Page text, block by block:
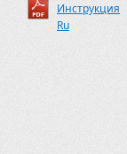
Инструкция
Ru